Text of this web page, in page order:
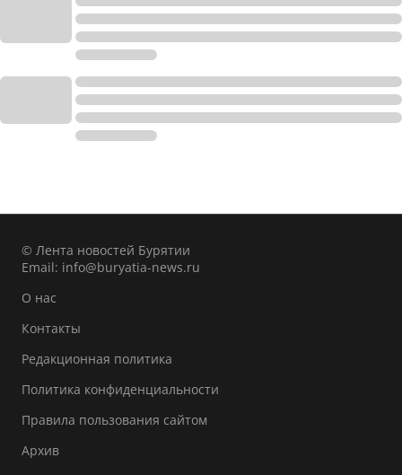
© Лента новостей Бурятии
Email: info@buryatia-news.ru
О нас
Контакты
Редакционная политика
Политика конфиденциальности
Правила пользования сайтом
Архив